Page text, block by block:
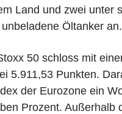
Land und zwei unter
Öltanker an.
50 schloss mit
5.911,53 Punkten.
der Eurozone ein
Prozent. Außerhalb